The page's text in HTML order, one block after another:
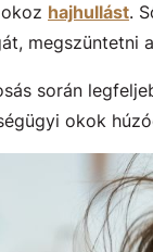
hajhullást.
megszüntetni
során
okok